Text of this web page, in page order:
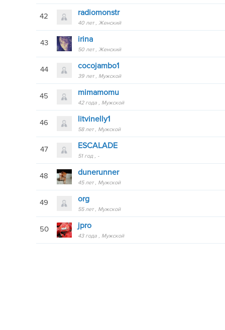
42 radiomonstr
40 лет Женский
43 irina
50 лет Женский
44 cocojambo1
39 лет Мужской
45 mimamomu
42 года Мужской
46 litvinelly1
58 лет Мужской
47 ESCALADE
51 год -
48 dunerunnеr
45 лет Мужской
49 org
55 лет Мужской
50 jpro
43 года Мужской